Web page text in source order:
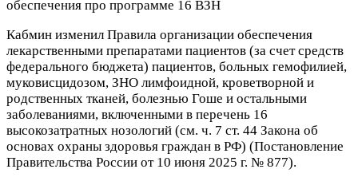
Кабмин изменил Правила организации обеспечения
лекарственными препаратами пациентов (за счет средств
федерального бюджета) пациентов, больных гемофилией,
муковисцидозом, ЗНО лимфоидной, кроветворной и
родственных тканей, болезнью Гоше и остальными
заболеваниями, включенными в перечень 16
высокозатратных нозологий (см. ч. 7 ст. 44 Закона об
основах охраны здоровья граждан в РФ) (Постановление
Правительства России от 10 июня 2025 г. № 877).